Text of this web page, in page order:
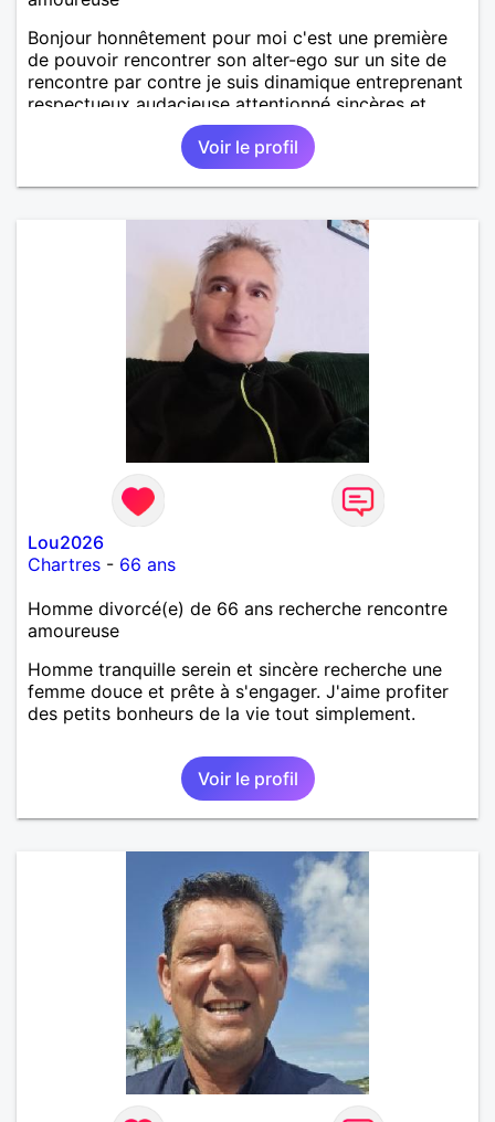
Bonjour honnêtement pour moi c'est une première
de pouvoir rencontrer son alter-ego sur un site de
rencontre par contre je suis dinamique entreprenant
respectueux audacieuse attentionné sincères et
expressif et j' aime surtout les câlins et à les
partager avec humour et amour bisous à+ à bientôt
Voir le profil
Lou2026
Chartres - 66 ans
Homme divorcé(e) de 66 ans recherche rencontre
amoureuse
Homme tranquille serein et sincère recherche une
femme douce et prête à s'engager. J'aime profiter
des petits bonheurs de la vie tout simplement.
Voir le profil